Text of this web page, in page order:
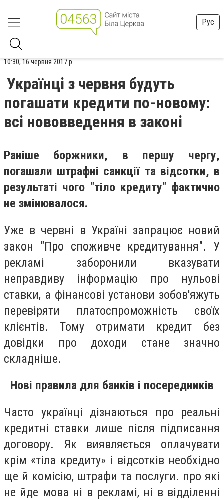
Рус
10:30, 16 червня 2017 р.
Українці з червня будуть
погашати кредити по-новому:
всі нововведення в законі
Раніше боржники, в першу чергу,
погашали штрафні санкції та відсотки, в
результаті чого "тіло кредиту" фактично
не змінювалося.
Уже в червні в Україні запрацює новий
закон "Про споживче кредитування". У
рекламі заборонили вказувати
неправдиву інформацію про нульові
ставки, а фінансові установи зобов'яжуть
перевіряти платоспроможність своїх
клієнтів. Тому отримати кредит без
довідки про доходи стане значно
складніше.
Нові правила для банків і посередників
Часто українці дізнаються про реальні
кредитні ставки лише після підписання
договору. Як виявляється оплачувати
крім «тіла кредиту» і відсотків необхідно
ще й комісію, штрафи та послуги. про які
не йде мова ні в рекламі, ні в відділенні